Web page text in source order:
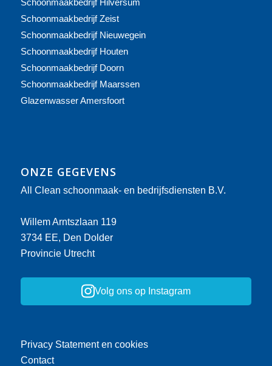
Schoonmaakbedrijf Zeist
Schoonmaakbedrijf Nieuwegein
Schoonmaakbedrijf Houten
Schoonmaakbedrijf Doorn
Schoonmaakbedrijf Maarssen
Glazenwasser Amersfoort
ONZE GEGEVENS
All Clean schoonmaak- en bedrijfsdiensten B.V.
Willem Arntszlaan 119
3734 EE, Den Dolder
Provincie Utrecht
Volg ons op Instagram
Privacy Statement en cookies
Contact